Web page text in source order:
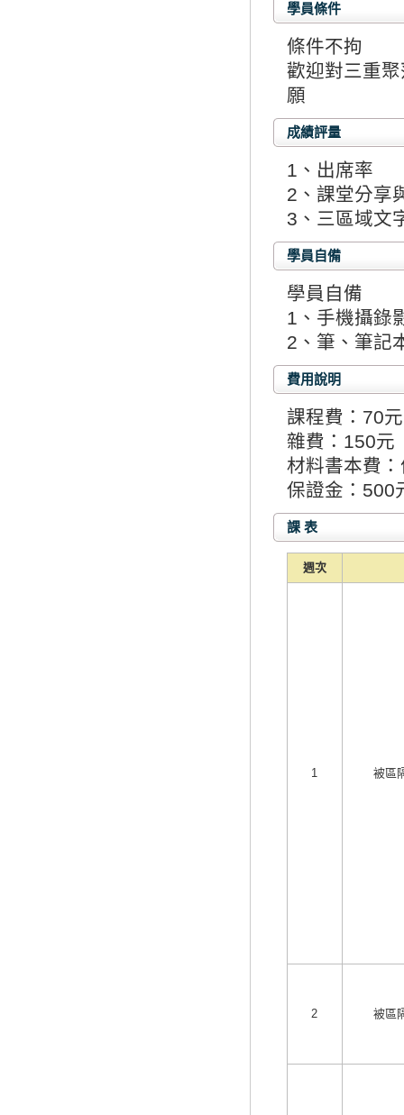
學員條件
條件不拘
歡迎對三重
願
成績評量
1、出席率
2、課堂分享
3、三區域文
學員自備
學員自備
1、手機攝錄
2、筆、筆記
費用說明
課程費：70元
雜費：150元
材料書本費
保證金：500
課 表
週次
1 被區
2 被區